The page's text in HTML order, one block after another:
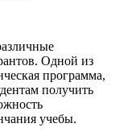
Одной из
программа,
получить
учебы.